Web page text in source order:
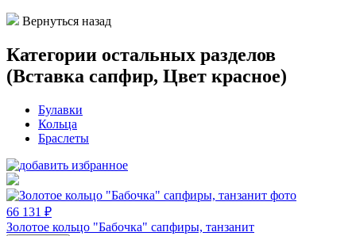
Вернуться назад
Категории остальных разделов
(Вставка сапфир, Цвет красное)
Булавки
Кольца
Браслеты
66 131 ₽
Золотое кольцо "Бабочка" сапфиры, танзанит